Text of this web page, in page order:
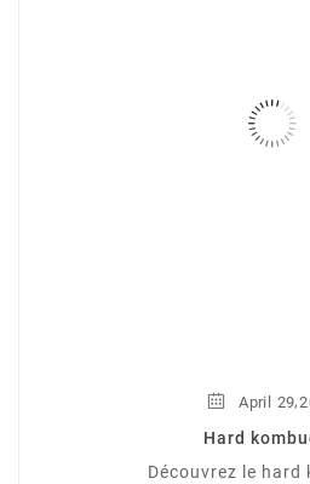
April 29,
Hard
Découvrez le hard